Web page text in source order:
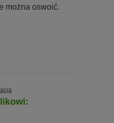
można oswoić.